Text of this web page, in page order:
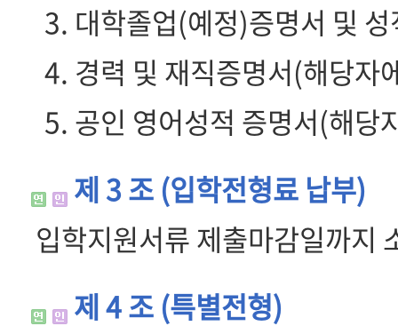
3. 대학졸업(예정)증명서 및
4. 경력 및 재직증명서(해당자
5. 공인 영어성적 증명서(해당
제 3 조 (입학전형료 납부)
입학지원서류 제출마감일까지
제 4 조 (특별전형)